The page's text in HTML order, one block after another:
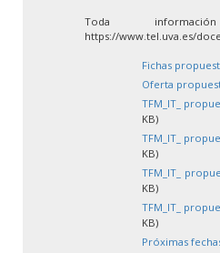
Toda
https://www.tel.uva.es/
Fichas
Oferta
TFM_IT_
KB)
TFM_IT_
KB)
TFM_IT_
KB)
TFM_IT_
KB)
Próximas